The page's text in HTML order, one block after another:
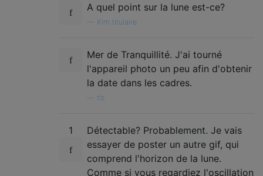
A quel point sur la lune est-ce?
Kim titulaire
Mer de Tranquillité. J'ai tourné
l'appareil photo un peu afin d'obtenir
la date dans les cadres.
tls
1
Détectable? Probablement. Je vais
essayer de poster un autre gif, qui
comprend l'horizon de la lune.
Comme si vous regardiez l'oscillation